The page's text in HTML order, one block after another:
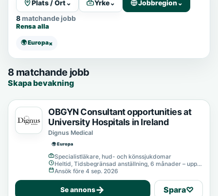
Plats / Ort ⌄ Yrke⌄ Jobbregion⌄
8 matchande jobb
Rensa alla
🌍 Europa×
8 matchande jobb
Skapa bevakning
OBGYN Consultant opportunities at
University Hospitals in Ireland
Dignus Medical
🌍 Europa
Specialistläkare, hud- och könssjukdomar
Heltid, Tidsbegränsad anställning, 6 månader – upp
till 12 månader
Ansök före 4 sep. 2026
Se annons→ Spara♡